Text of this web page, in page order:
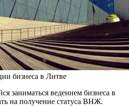
бизнеса в Литве
заниматься ведением бизнеса в
на получение статуса ВНЖ.